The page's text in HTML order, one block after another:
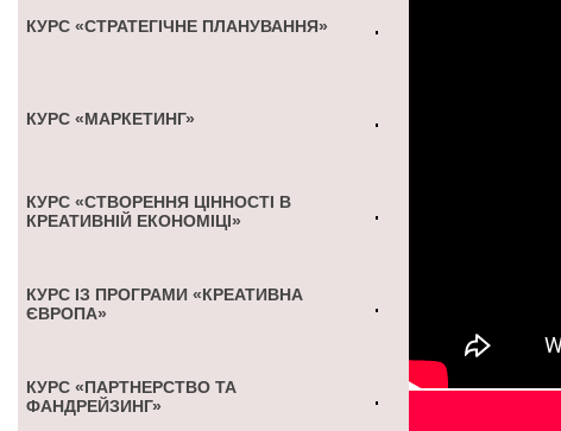
КУРС «СТРАТЕГІЧНЕ ПЛАНУВАННЯ»
КУРС «МАРКЕТИНГ»
КУРС «СТВОРЕННЯ ЦІННОСТІ В
КРЕАТИВНІЙ ЕКОНОМІЦІ»
КУРС ІЗ ПРОГРАМИ «КРЕАТИВНА
ЄВРОПА»
КУРС «ПАРТНЕРСТВО ТА
ФАНДРЕЙЗИНГ»